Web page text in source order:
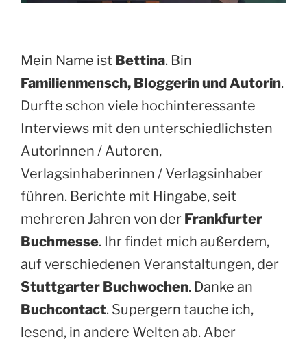
Mein Name ist Bettina. Bin
Familienmensch, Bloggerin und Autorin.
Durfte schon viele hochinteressante
Interviews mit den unterschiedlichsten
Autorinnen / Autoren,
Verlagsinhaberinnen / Verlagsinhaber
führen. Berichte mit Hingabe, seit
mehreren Jahren von der Frankfurter
Buchmesse. Ihr findet mich außerdem,
auf verschiedenen Veranstaltungen, der
Stuttgarter Buchwochen. Danke an
Buchcontact. Supergern tauche ich,
lesend, in andere Welten ab. Aber